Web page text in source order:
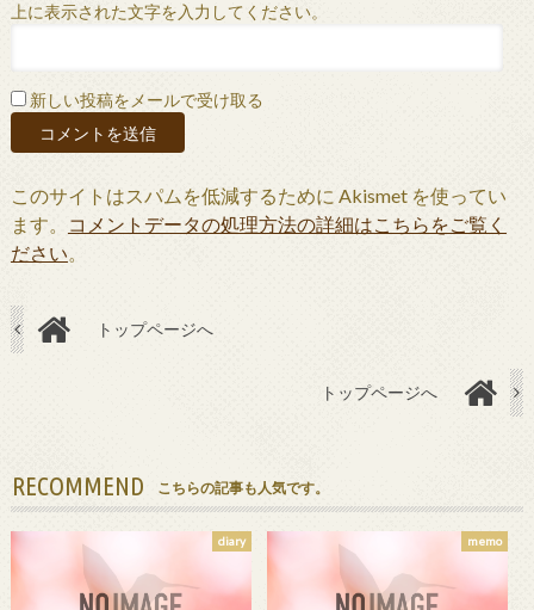
上に表示された文字を入力してください。
新しい投稿をメールで受け取る
このサイトはスパムを低減するために Akismet を使ってい
ます。
コメントデータの処理方法の詳細はこちらをご覧く
ださい。
トップページへ
トップページへ
RECOMMEND こちらの記事も人気です。
diary memo